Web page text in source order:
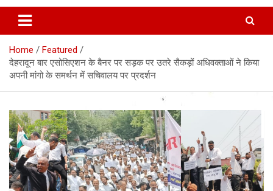
Latest News Today, Breaking
News, Uttarakhand News in
Hindi
Home
Featured
देहरादून बार एसोसिएशन के बैनर पर सड़क पर उतरे सैकड़ों अधिवक्ताओं ने किया
अपनी मांगो के समर्थन में सचिवालय पर प्रदर्शन